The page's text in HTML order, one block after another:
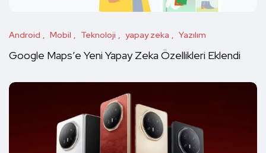
Android Mobil Teknoloji yapay zeka Yazılım
Google Maps’e Yeni Yapay Zeka Özellikleri Eklendi